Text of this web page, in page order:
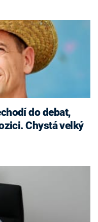
do debat,
Chystá velký